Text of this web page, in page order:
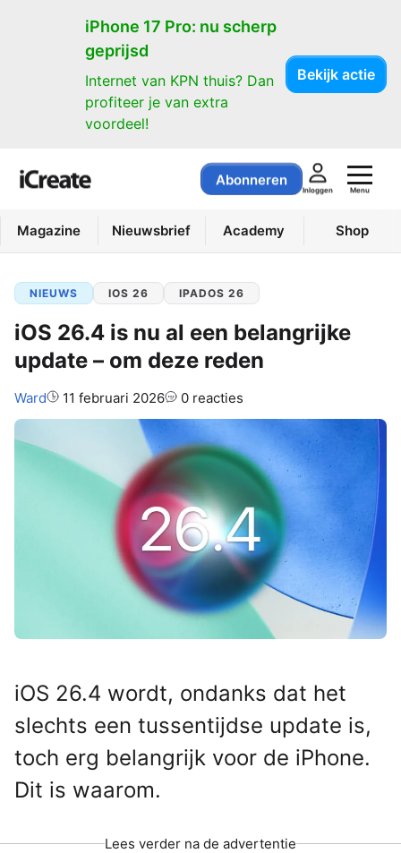
iPhone 17 Pro: nu scherp
geprijsd
Internet van KPN thuis? Dan
profiteer je van extra
voordeel!
Bekijk actie
Abonneren
Inloggen Menu
Magazine Nieuwsbrief Academy Shop
NIEUWS IOS 26 IPADOS 26
iOS 26.4 is nu al een belangrijke
update – om deze reden
Auteur:
Ward 11 februari 2026 0 reacties
iOS 26.4 wordt, ondanks dat het
slechts een tussentijdse update is,
toch erg belangrijk voor de iPhone.
Dit is waarom.
Lees verder na de advertentie